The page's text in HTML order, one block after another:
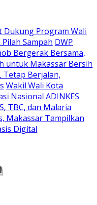
Dukung Program Wali
Sampah DWP
Bergerak Bersama,
untuk Makassar Bersih
Tetap Berjalan,
Wakil Wali Kota
Nasional ADINKES
TBC, dan Malaria
Makassar Tampilkan
Digital